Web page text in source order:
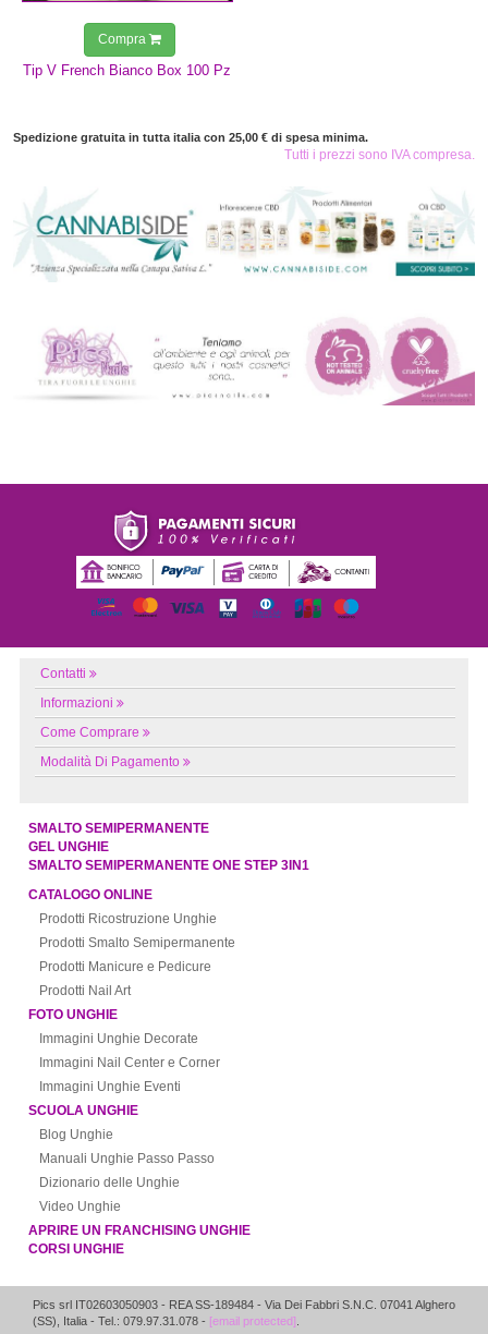
Tip V French Bianco Box 100 Pz
Compra
Spedizione gratuita in tutta italia con 25,00 € di spesa minima.
Tutti i prezzi sono IVA compresa.
Contatti
Informazioni
Come Comprare
Modalità Di Pagamento
SMALTO SEMIPERMANENTE
GEL UNGHIE
SMALTO SEMIPERMANENTE ONE STEP 3IN1
CATALOGO ONLINE
Prodotti Ricostruzione Unghie
Prodotti Smalto Semipermanente
Prodotti Manicure e Pedicure
Prodotti Nail Art
FOTO UNGHIE
Immagini Unghie Decorate
Immagini Nail Center e Corner
Immagini Unghie Eventi
SCUOLA UNGHIE
Blog Unghie
Manuali Unghie Passo Passo
Dizionario delle Unghie
Video Unghie
APRIRE UN FRANCHISING UNGHIE
CORSI UNGHIE
Pics srl IT02603050903 - REA SS-189484 - Via Dei Fabbri S.N.C. 07041Alghero
(SS), Italia - Tel.: 079.97.31.078 - [email protected] .